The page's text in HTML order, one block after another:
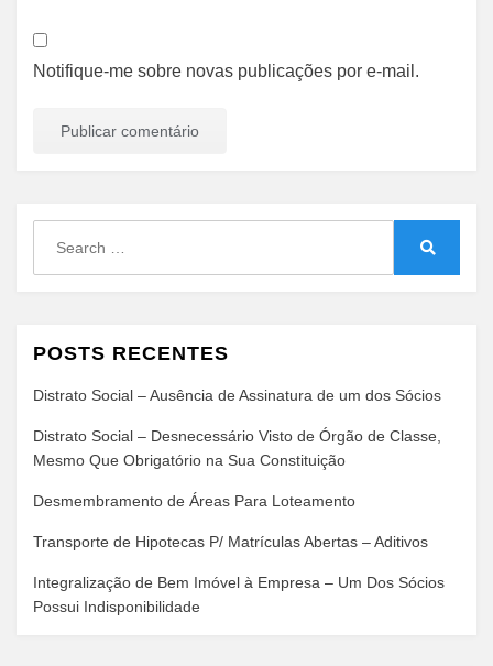
Notifique-me sobre novas publicações por e-mail.
POSTS RECENTES
Distrato Social – Ausência de Assinatura de um dos Sócios
Distrato Social – Desnecessário Visto de Órgão de Classe,
Mesmo Que Obrigatório na Sua Constituição
Desmembramento de Áreas Para Loteamento
Transporte de Hipotecas P/ Matrículas Abertas – Aditivos
Integralização de Bem Imóvel à Empresa – Um Dos Sócios
Possui Indisponibilidade